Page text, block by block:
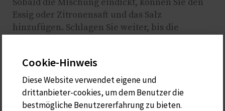
Essig oder Zitronensaft und das Salz
hinzufügen. Schlagen Sie weiter, bis die
Schmecken Sie ab und passen Sie die Gewürze
an.
Cookie-Hinweis
Diese Website verwendet eigene und
drittanbieter-cookies, um dem Benutzer die
bestmögliche Benutzererfahrung zu bieten.